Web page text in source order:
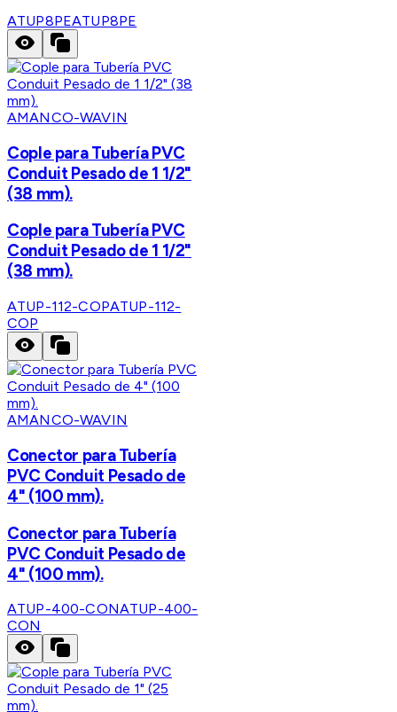
ATUP8PEATUP8PE
AMANCO-WAVIN
Cople para Tubería PVC
Conduit Pesado de 1 1/2"
(38 mm).
Cople para Tubería PVC
Conduit Pesado de 1 1/2"
(38 mm).
ATUP-112-COPATUP-112-
COP
AMANCO-WAVIN
Conector para Tubería
PVC Conduit Pesado de
4" (100 mm).
Conector para Tubería
PVC Conduit Pesado de
4" (100 mm).
ATUP-400-CONATUP-400-
CON